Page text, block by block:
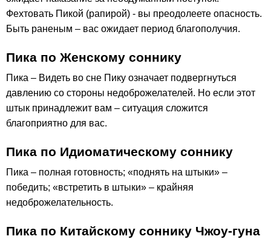
Фехтовать Пикой (рапирой) - вы преодолеете опасность.
Быть раненым – вас ожидает период благополучия.
Пика по Женскому соннику
Пика – Видеть во сне Пику означает подвергнуться
давлению со стороны недоброжелателей. Но если этот
штык принадлежит вам – ситуация сложится
благоприятно для вас.
Пика по Идиоматическому соннику
Пика – полная готовность; «поднять на штыки» –
победить; «встретить в штыки» – крайняя
недоброжелательность.
Пика по Китайскому соннику Чжоу-гуна